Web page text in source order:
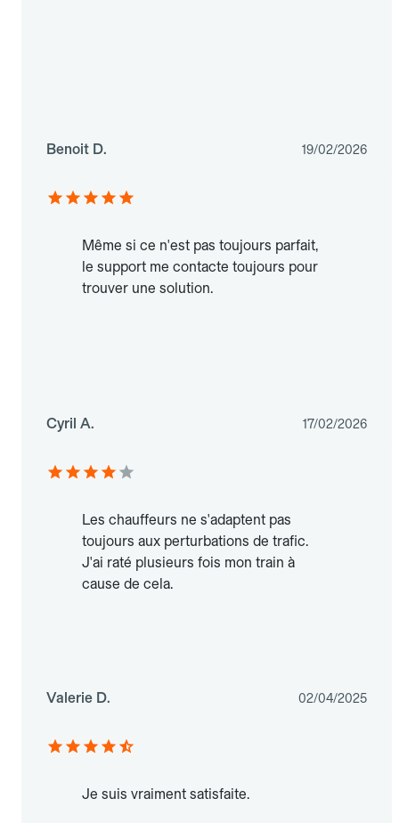
Benoit D. 19/02/2026
Même si ce n'est pas toujours parfait,
le support me contacte toujours pour
trouver une solution.
Cyril A. 17/02/2026
Les chauffeurs ne s'adaptent pas
toujours aux perturbations de trafic.
J'ai raté plusieurs fois mon train à
cause de cela.
Valerie D. 02/04/2025
Je suis vraiment satisfaite.